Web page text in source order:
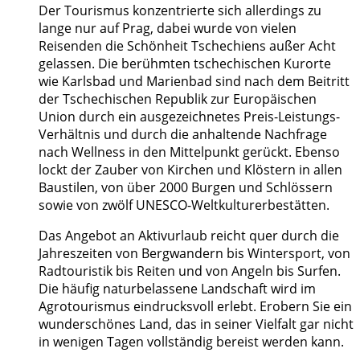
Der Tourismus konzentrierte sich allerdings zu
lange nur auf Prag, dabei wurde von vielen
Reisenden die Schönheit Tschechiens außer Acht
gelassen. Die berühmten tschechischen Kurorte
wie Karlsbad und Marienbad sind nach dem Beitritt
der Tschechischen Republik zur Europäischen
Union durch ein ausgezeichnetes Preis-Leistungs-
Verhältnis und durch die anhaltende Nachfrage
nach Wellness in den Mittelpunkt gerückt. Ebenso
lockt der Zauber von Kirchen und Klöstern in allen
Baustilen, von über 2000 Burgen und Schlössern
sowie von zwölf UNESCO-Weltkulturerbestätten.
Das Angebot an Aktivurlaub reicht quer durch die
Jahreszeiten von Bergwandern bis Wintersport, von
Radtouristik bis Reiten und von Angeln bis Surfen.
Die häufig naturbelassene Landschaft wird im
Agrotourismus eindrucksvoll erlebt. Erobern Sie ein
wunderschönes Land, das in seiner Vielfalt gar nicht
in wenigen Tagen vollständig bereist werden kann.